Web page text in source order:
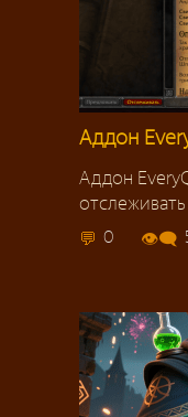
Аддон
Аддон
0